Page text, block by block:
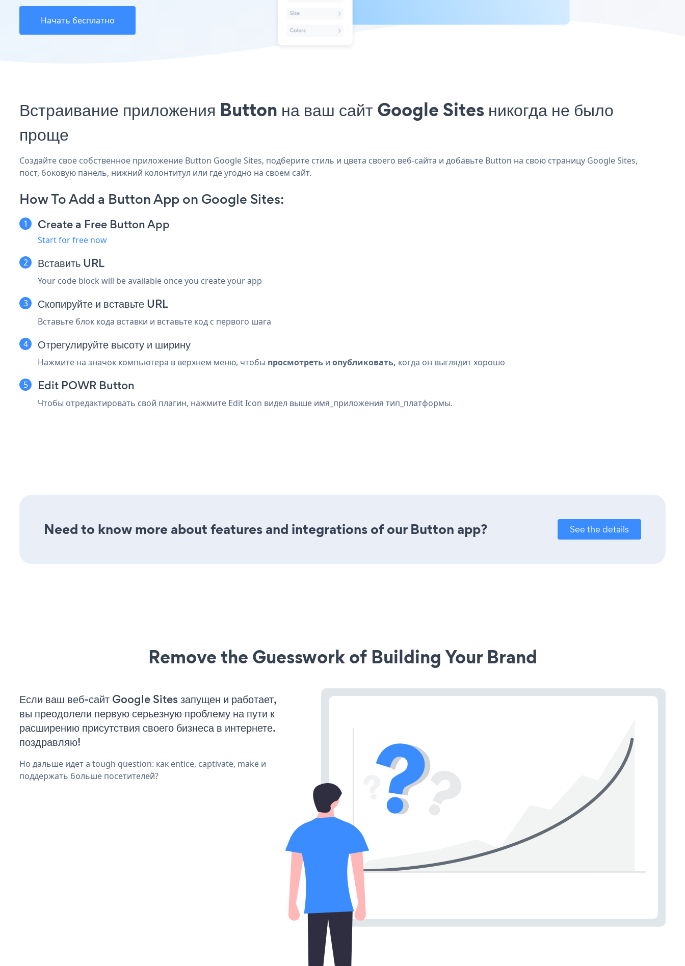
Начать бесплатно
Встраивание приложения Button на ваш сайт Google Sites никогда не было
проще
Создайте свое собственное приложение Button Google Sites, подберите стиль и цвета своего веб-сайта и добавьте Button на свою страницу Google Sites,
пост, боковую панель, нижний колонтитул или где угодно на своем сайт.
How To Add a Button App on Google Sites:
Create a Free Button App
Start for free now
Вставить URL
Your code block will be available once you create your app
Скопируйте и вставьте URL
Вставьте блок кода вставки и вставьте код с первого шага
Отрегулируйте высоту и ширину
Нажмите на значок компьютера в верхнем меню, чтобы просмотреть и опубликовать, когда он выглядит хорошо
Edit POWR Button
Чтобы отредактировать свой плагин, нажмите Edit Icon видел выше имя_приложения тип_платформы.
Need to know more about features and integrations of our Button app? See the details
Remove the Guesswork of Building Your Brand
Если ваш веб-сайт Google Sites запущен и работает,
вы преодолели первую серьезную проблему на пути к
расширению присутствия своего бизнеса в интернете.
поздравляю!
Но дальше идет a tough question: как entice, captivate, make и
поддержать больше посетителей?